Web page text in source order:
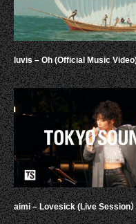
luvis – Oh (Official Music
aimi – Lovesick (Live Session